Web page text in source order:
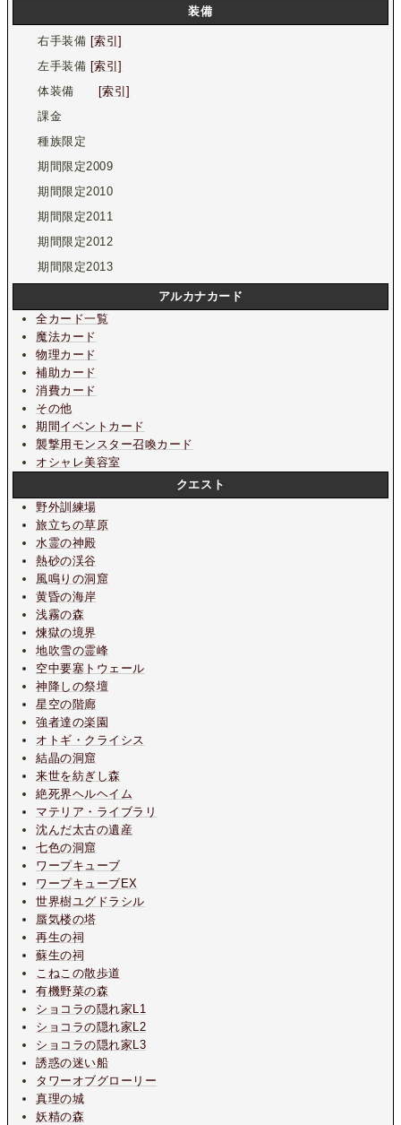
装備
右手装備 [索引]
左手装備 [索引]
体装備 [索引]
課金
種族限定
期間限定2009
期間限定2010
期間限定2011
期間限定2012
期間限定2013
アルカナカード
全カード一覧
魔法カード
物理カード
補助カード
消費カード
その他
期間イベントカード
襲撃用モンスター召喚カード
オシャレ美容室
クエスト
野外訓練場
旅立ちの草原
水霊の神殿
熱砂の渓谷
風鳴りの洞窟
黄昏の海岸
浅霧の森
煉獄の境界
地吹雪の霊峰
空中要塞トウェール
神降しの祭壇
星空の階廊
強者達の楽園
オトギ・クライシス
結晶の洞窟
来世を紡ぎし森
絶死界ヘルヘイム
マテリア・ライブラリ
沈んだ太古の遺産
七色の洞窟
ワープキューブ
ワープキューブEX
世界樹ユグドラシル
蜃気楼の塔
再生の祠
蘇生の祠
こねこの散歩道
有機野菜の森
ショコラの隠れ家L1
ショコラの隠れ家L2
ショコラの隠れ家L3
誘惑の迷い船
タワーオブグローリー
真理の城
妖精の森